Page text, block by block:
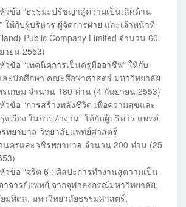
วข้อ “ธรรมะปรัชญาสู่ความเป็นเลิศด้าน
ให้กับผู้บริหาร ผู้จัดการฝ่าย และเจ้าหน้าที่
Public Company Limited จำนวน 60
ายน 2553)
วข้อ “เทคนิคการเป็นครูมืออาชีพ” ให้กับ
ะนักศึกษา คณะศึกษาศาสตร์ มหาวิทยาลัย
เกษม จำนวน 180 ท่าน (4 กันยายน 2553)
วข้อ “การสร้างพลังชีวิต เพื่อความสุขและ
งเรือง ในการทำงาน” ให้กับผู้บริหาร แพทย์
พยาบาล วิทยาลัยแพทย์ศาสตร์
นครและวชิรพยาบาล จำนวน 200 ท่าน (25
วข้อ “จริต 6 : ศิลปะการทำงานสู่ความเป็น
าจารย์แพทย์ จากจุฬาลงกรณ์มหาวิทยาลัย,
มหิดล, มหาวิทยาลัยธรรมศาสตร์,